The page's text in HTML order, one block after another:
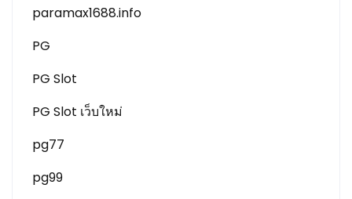
paramax1688.info
PG
PG Slot
PG Slot เว็บใหม่
pg77
pg99